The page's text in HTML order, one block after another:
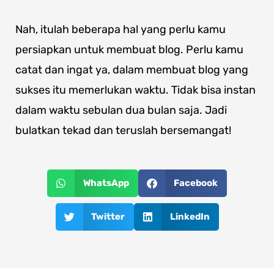
Nah, itulah beberapa hal yang perlu kamu
persiapkan untuk membuat blog. Perlu kamu
catat dan ingat ya, dalam membuat blog yang
sukses itu memerlukan waktu. Tidak bisa instan
dalam waktu sebulan dua bulan saja. Jadi
bulatkan tekad dan teruslah bersemangat!
WhatsApp Facebook
Twitter LinkedIn